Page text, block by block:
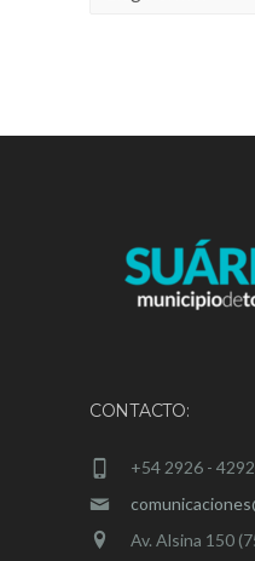
CONTACTO:
+54 2926 -
Av. Alsina 150